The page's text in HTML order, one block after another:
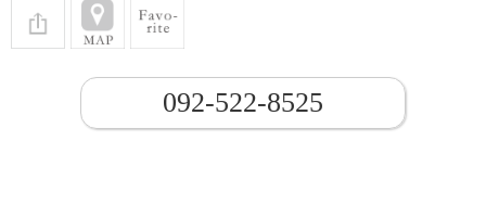
092-522-8525